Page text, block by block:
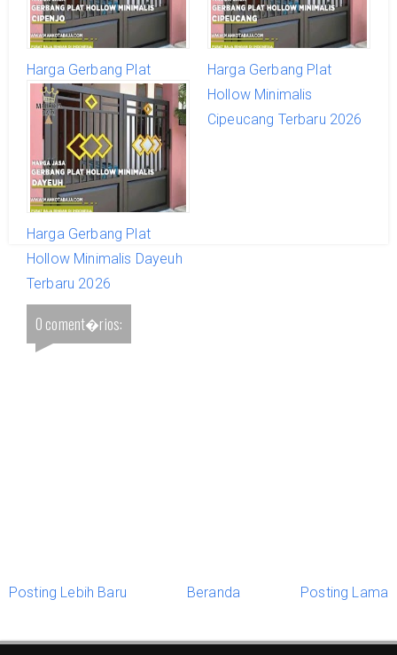
Harga Gerbang Plat
Hollow Minimalis Cipenjo
Terbaru 2026
Harga Gerbang Plat
Hollow Minimalis
Cipeucang Terbaru 2026
Harga Gerbang Plat
Hollow Minimalis Dayeuh
Terbaru 2026
0 coment�rios:
Posting Lebih Baru Beranda Posting Lama